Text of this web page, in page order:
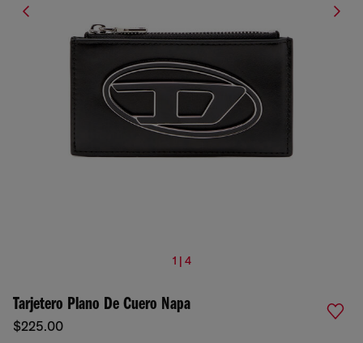
1 | 4
Tarjetero Plano De Cuero Napa
$225.00